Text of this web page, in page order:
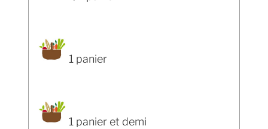
1 panier
1 panier et demi